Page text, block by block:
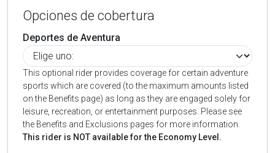
Opciones de cobertura
Deportes de Aventura
This optional rider provides coverage for certain adventure
sports which are covered (to the maximum amounts listed
on the Benefits page) as long as they are engaged solely for
leisure, recreation, or entertainment purposes. Please see
the Benefits and Exclusions pages for more information.
This rider is NOT available for the Economy Level.